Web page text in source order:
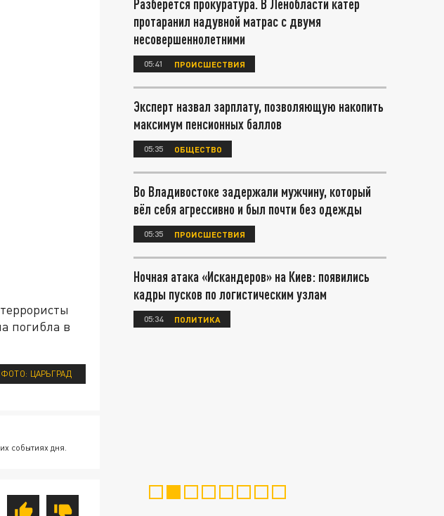
погибла в
ФОТО: ЦАРЬГРАД
событиях дня.
Разберётся прокуратура. В Ленобласти катер
протаранил надувной матрас с двумя
несовершеннолетними
05:41 ПРОИСШЕСТВИЯ
Эксперт назвал зарплату, позволяющую накопить
максимум пенсионных баллов
05:35 ОБЩЕСТВО
Во Владивостоке задержали мужчину, который
вёл себя агрессивно и был почти без одежды
05:35 ПРОИСШЕСТВИЯ
Ночная атака «Искандеров» на Киев: появились
кадры пусков по логистическим узлам
05:34 ПОЛИТИКА